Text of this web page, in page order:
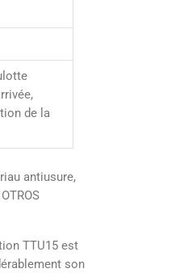
de la
antiusure,
TTU15 est
son